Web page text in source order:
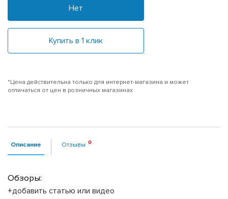
Нет
Купить в 1 клик
*Цена действительна только для интернет-магазина и может
отличаться от цен в розничных магазинах
Описание Отзывы
Обзоры:
+добавить статью или видео